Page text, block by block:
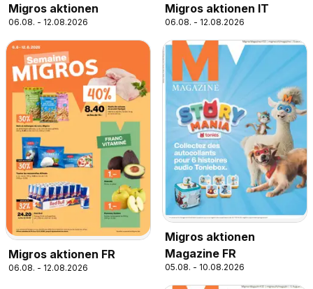
Migros aktionen
06.08. - 12.08.2026
Migros aktionen IT
06.08. - 12.08.2026
Migros aktionen FR
06.08. - 12.08.2026
Migros aktionen
Magazine FR
05.08. - 10.08.2026